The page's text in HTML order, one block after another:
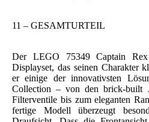
11 – GESAMTURTEIL
Der LEGO 75349 Captain
Displayset, das seinen Charakter
er einige der innovativsten
Collection – von den brick-built
Filterventile bis zum eleganten
fertige Modell überzeugt